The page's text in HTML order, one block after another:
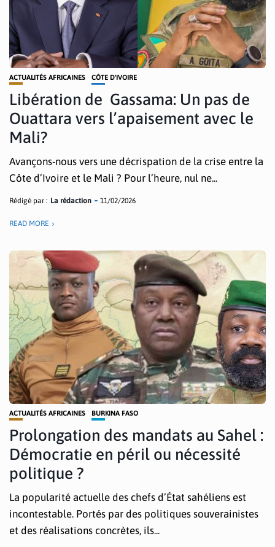
ACTUALITÉS AFRICAINES CÔTE D'IVOIRE
Libération de Gassama: Un pas de
Ouattara vers l’apaisement avec le
Mali?
Avançons-nous vers une décrispation de la crise entre la
Côte d’Ivoire et le Mali ? Pour l’heure, nul ne...
Rédigé par : La rédaction 11/02/2026
READ MORE
ACTUALITÉS AFRICAINES BURKINA FASO
Prolongation des mandats au Sahel :
Démocratie en péril ou nécessité
politique ?
La popularité actuelle des chefs d’État sahéliens est
incontestable. Portés par des politiques souverainistes
et des réalisations concrètes, ils...